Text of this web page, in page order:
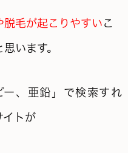
脱毛が起こりやすい こ
います。
、亜鉛」で検索すれ
イトが